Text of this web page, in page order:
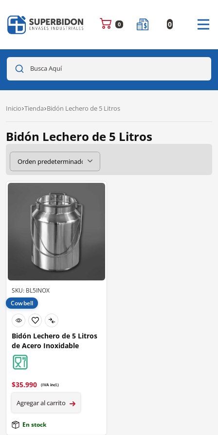
0 0
Busca Aquí
Inicio Tienda Bidón Lechero de 5 Litros
Bidón Lechero de 5 Litros
SKU: BL5INOX
Cowbell
Bidón Lechero de 5 Litros
de Acero Inoxidable
$35.990 (IVA incl.)
Agregar al carrito
En stock